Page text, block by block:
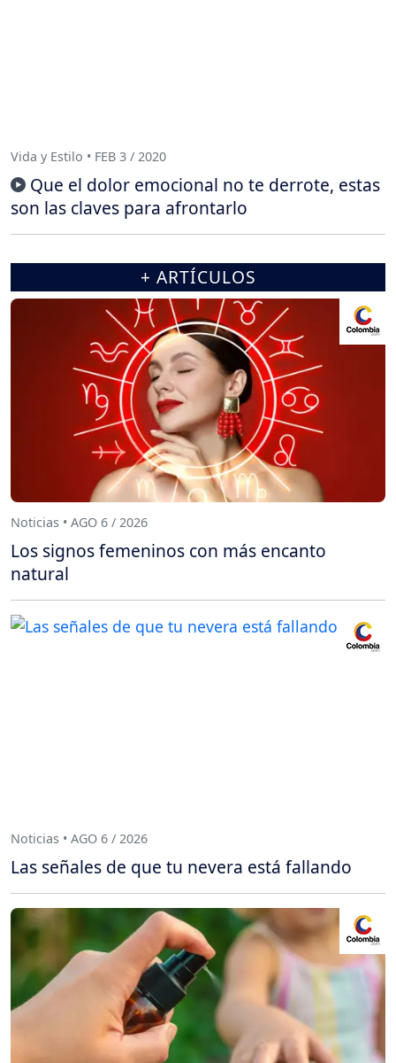
Vida y Estilo • FEB 3 / 2020
Que el dolor emocional no te derrote, estas
son las claves para afrontarlo
+ ARTÍCULOS
Noticias • AGO 6 / 2026
Los signos femeninos con más encanto
natural
Noticias • AGO 6 / 2026
Las señales de que tu nevera está fallando